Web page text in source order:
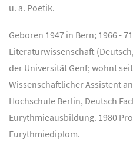
u. a. Poetik.
Geboren 1947 in Bern; 1966 -
Literaturwissenschaft
der Universität Genf; wohnt
Wissenschaftlicher Assistent
Hochschule Berlin, Deutsch
Eurythmieausbildung. 1980
Eurythmiediplom.